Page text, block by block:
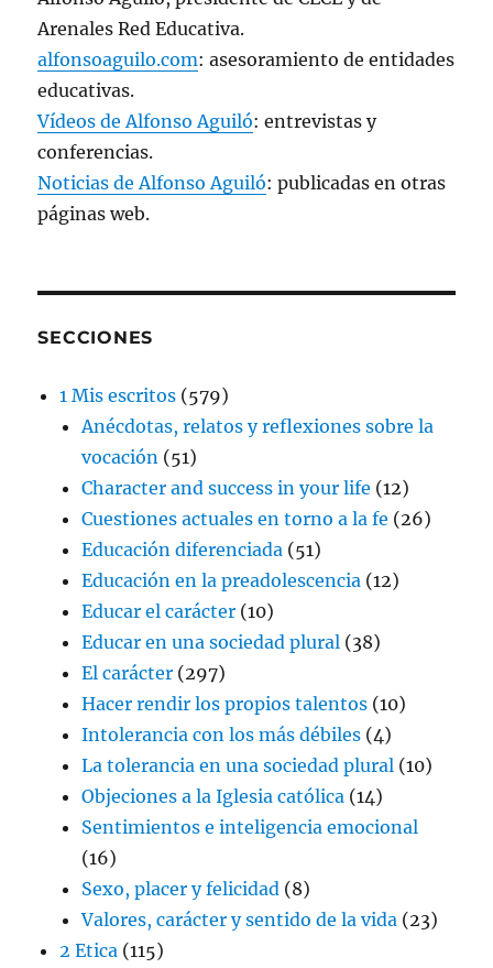
Arenales Red Educativa.
alfonsoaguilo.com: asesoramiento de entidades
educativas.
Vídeos de Alfonso Aguiló: entrevistas y
conferencias.
Noticias de Alfonso Aguiló: publicadas en otras
páginas web.
SECCIONES
1 Mis escritos (579)
Anécdotas, relatos y reflexiones sobre la
vocación (51)
Character and success in your life (12)
Cuestiones actuales en torno a la fe (26)
Educación diferenciada (51)
Educación en la preadolescencia (12)
Educar el carácter (10)
Educar en una sociedad plural (38)
El carácter (297)
Hacer rendir los propios talentos (10)
Intolerancia con los más débiles (4)
La tolerancia en una sociedad plural (10)
Objeciones a la Iglesia católica (14)
Sentimientos e inteligencia emocional
(16)
Sexo, placer y felicidad (8)
Valores, carácter y sentido de la vida (23)
2 Etica (115)